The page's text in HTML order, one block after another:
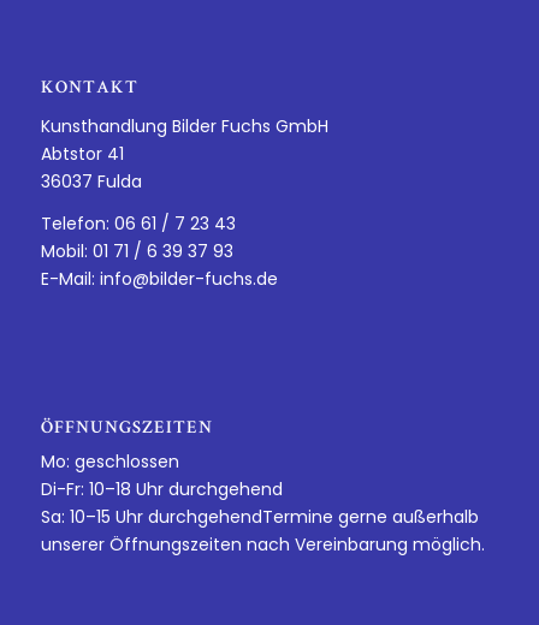
KONTAKT
Kunsthandlung Bilder Fuchs GmbH
Abtstor 41
36037 Fulda
Telefon: 06 61 / 7 23 43
Mobil: 01 71 / 6 39 37 93
E-Mail: info@bilder-fuchs.de
ÖFFNUNGSZEITEN
Mo: geschlossen
Di-Fr: 10–18 Uhr durchgehend
Sa: 10–15 Uhr durchgehendTermine gerne außerhalb
unserer Öffnungszeiten nach Vereinbarung möglich.